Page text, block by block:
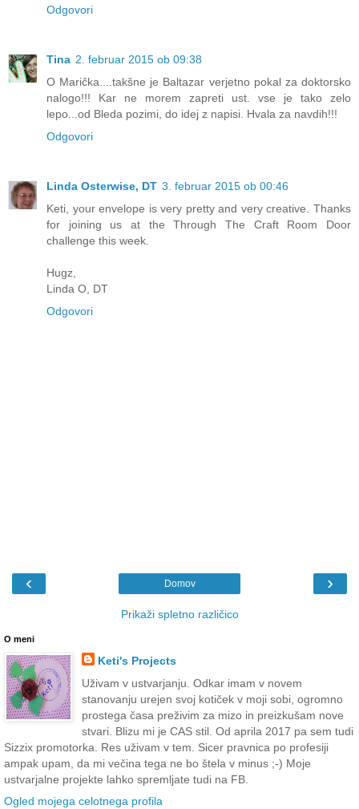
Odgovori
Tina 2. februar 2015 ob 09:38
O Marička....takšne je Baltazar verjetno pokal za doktorsko
nalogo!!! Kar ne morem zapreti ust. vse je tako zelo
lepo...od Bleda pozimi, do idej z napisi. Hvala za navdih!!!
Odgovori
Linda Osterwise, DT 3. februar 2015 ob 00:46
Keti, your envelope is very pretty and very creative. Thanks
for joining us at the Through The Craft Room Door
challenge this week.
Hugz,
Linda O, DT
Odgovori
‹ ›
Domov
Prikaži spletno različico
O meni
Keti's Projects
Uživam v ustvarjanju. Odkar imam v novem
stanovanju urejen svoj kotiček v moji sobi, ogromno
prostega časa preživim za mizo in preizkušam nove
stvari. Blizu mi je CAS stil. Od aprila 2017 pa sem tudi
Sizzix promotorka. Res uživam v tem. Sicer pravnica po profesiji
ampak upam, da mi večina tega ne bo štela v minus ;-) Moje
ustvarjalne projekte lahko spremljate tudi na FB.
Ogled mojega celotnega profila